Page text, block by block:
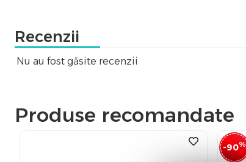
Recenzii
Nu au fost găsite recenzii
Produse recomandate
-90%